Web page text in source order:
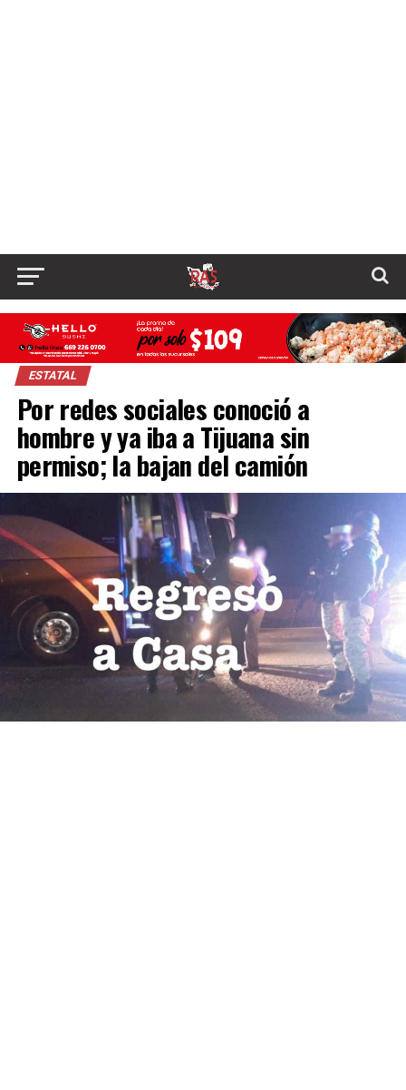
ESTATAL
Por redes sociales conoció a
hombre y ya iba a Tijuana sin
permiso; la bajan del camión